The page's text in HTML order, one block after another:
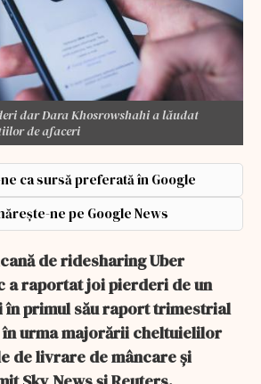
dar Dara Khosrowshahi a lăudat
de afaceri
ca sursă preferată în Google
ne pe Google News
de ridesharing Uber
a raportat joi pierderi de un
primul său raport trimestrial
în urma majorării cheltuielilor
de livrare de mâncare şi